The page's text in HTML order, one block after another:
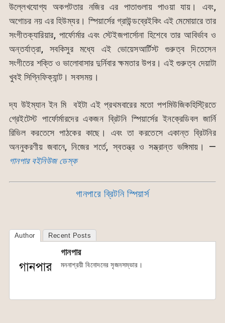
উল্লেখযোগ্য অকপটতার নজির এর পাতাগুলায় পাওয়া যায়। এবং,
অগোচর নয় এর হিউম্যর। স্পিয়ার্সের গ্রাউন্ডব্রেইকিং এই মেমোয়ারে তার
সংগীতক্যারিয়ার, পার্ফোর্মার এবং স্টেইজপার্সোনা হিশেবে তার আবির্ভাব ও
অন্তর্যাত্রা, সবকিসুর মধ্যে এই ভোয়েসআর্টিস্ট গুরুত্ব দিতেসেন
সংগীতের শক্তি ও ভালোবাসার দুর্নিবার ক্ষমতার উপর। এই গুরুত্ব দেয়াটা
খুবই সিগ্নিফিক্যান্ট। সবসময়।
দ্য উইম্যান ইন মি বইটা এই প্রথমবারের মতো পপমিউজিকহিস্ট্রিতে
গ্রেইটেস্ট পার্ফোর্মারদের একজন ব্রিটনি স্পিয়ার্সের ইনক্রেডিবল জার্নি
রিভিল করতেসে পাঠকের কাছে। এবং তা করতেসে একান্ত ব্রিটনির
অননুকরণীয় জবানে, নিজের শর্তে, স্বতন্ত্র ও সম্ভ্রান্ত ভঙ্গিমায়। —
গানপার বইনিউজ ডেস্ক
গানপারে ব্রিটনি স্পিয়ার্স
Author Recent Posts
গানপার
মননাশ্রয়ী বিনোদনের সৃজনসম্ভার।